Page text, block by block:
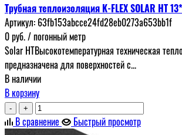
Трубная теплоизоляция K-FLEX SOLAR HT
Артикул: 63fb153abcce24fd28eb0273a653bb1f
0руб./ погонный метр
Solar HTВысокотемпературная техническая
предназначена для поверхностей с...
В наличии
В корзину
- +
В сравнение Быстрый просмотр